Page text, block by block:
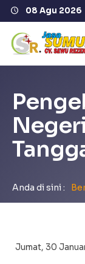
08 Agu 2026
Datang di
Telah
Galeri
Armada
Gallery
Anda di sini :
Jumat, 30